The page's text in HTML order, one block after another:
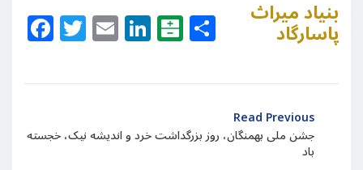
Facebook
Twitter
EmailLinkedIn
Balatarin
Share
بنیاد میراث
پاسارگاد
Read Previous
جشن ملی بهمنگان، روز بزرگداشت خرد و اندیشه نیک، خجسته
باد